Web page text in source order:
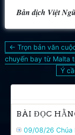
Bản dịch Việt
Điều
hướng
bài
← Trọn bản văn
chuyến bay từ Malta
Ý
BÀI ĐỌC
09/08/26 Chúa